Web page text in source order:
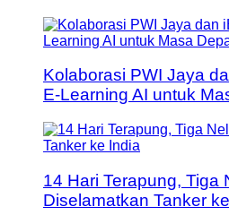
Kolaborasi PWI Jaya
E-Learning AI untuk
14 Hari Terapung, Tiga
Diselamatkan Tanker